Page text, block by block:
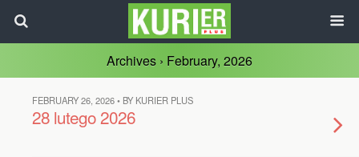
Archives › February, 2026
FEBRUARY 26, 2026 • BY KURIER PLUS
28 lutego 2026